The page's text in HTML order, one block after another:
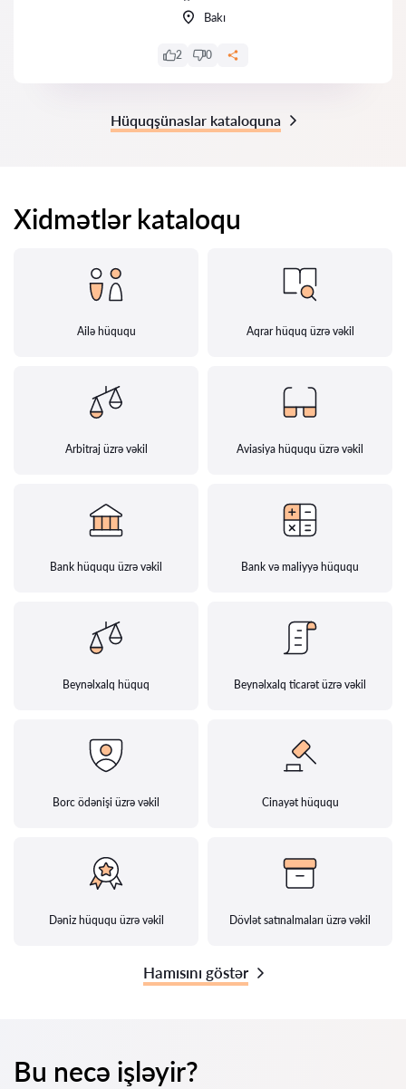
Bakı
2 0
Hüquqşünaslar kataloquna
Xidmətlər kataloqu
Ailə hüququ Aqrar hüquq üzrə vəkil
Arbitraj üzrə vəkil Aviasiya hüququ üzrə vəkil
Bank hüququ üzrə vəkil Bank və maliyyə hüququ
Beynəlxalq hüquq Beynəlxalq ticarət üzrə vəkil
Borc ödənişi üzrə vəkil Cinayət hüququ
Dəniz hüququ üzrə vəkil Dövlət satınalmaları üzrə vəkil
Hamısını göstər
Bu necə işləyir?